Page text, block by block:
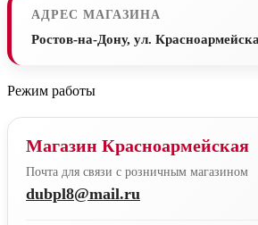
АДРЕС МАГАЗИНА
Ростов-на-Дону, ул.
Режим работы
Магазин Красноармейская
Почта для связи с розничным магазином
dubpl8@mail.ru